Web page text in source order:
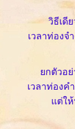
วิธีเดี
เวลาท่อง
กตัวอย่
เวลาท่องค
ต่ให้